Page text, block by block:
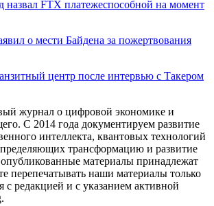
FTX платежеспособной на момент
о мести Байдена за пожертвования
центр после интервью с Такером
журнал о цифровой экономике и
С 2014 года документируем развитие
интеллекта, квантовых технологий
трансформацию и развитие
материалы принадлежат
перепечатывать наши материалы только
с редакцией и с указанием активной